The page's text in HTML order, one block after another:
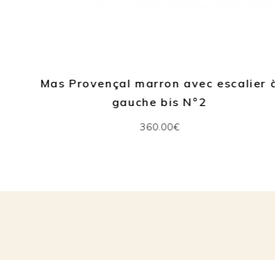
marron avec escalier à
gauche bis N°2